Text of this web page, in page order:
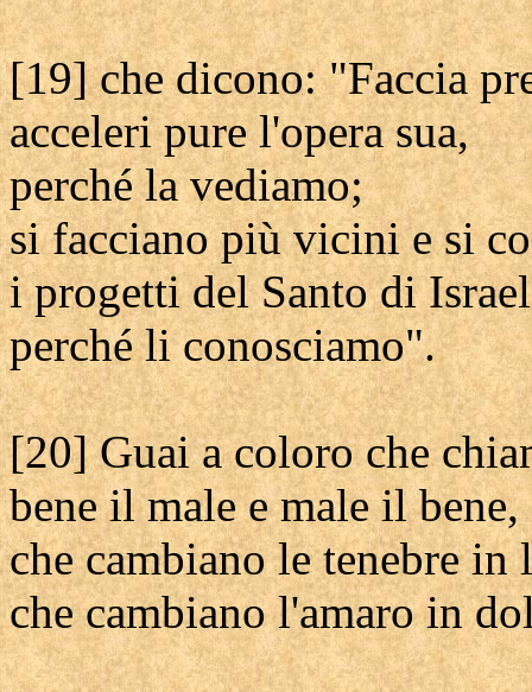
[19] che dicono: "Faccia
acceleri pure l'opera sua,
perché la vediamo;
si facciano più vicini e si
i progetti del Santo di
perché li conosciamo".
[20] Guai a coloro che
bene il male e male il bene,
che cambiano le tenebre in
che cambiano l'amaro in